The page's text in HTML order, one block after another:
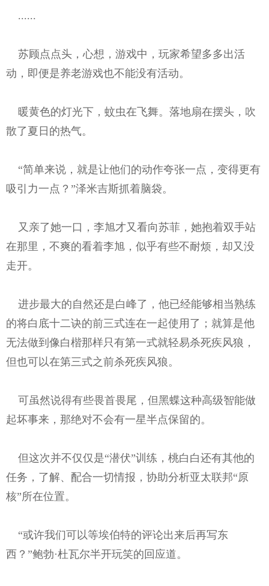
......
苏顾点点头，心想，游戏中，玩家希望多多出活
动，即便是养老游戏也不能没有活动。
暖黄色的灯光下，蚊虫在飞舞。落地扇在摆头，吹
散了夏日的热气。
“简单来说，就是让他们的动作夸张一点，变得更有
吸引力一点？”泽米吉斯抓着脑袋。
又亲了她一口，李旭才又看向苏菲，她抱着双手站
在那里，不爽的看着李旭，似乎有些不耐烦，却又没
走开。
进步最大的自然还是白峰了，他已经能够相当熟练
的将白底十二诀的前三式连在一起使用了；就算是他
无法做到像白楷那样只有第一式就轻易杀死疾风狼，
但也可以在第三式之前杀死疾风狼。
可虽然说得有些畏首畏尾，但黑蝶这种高级智能做
起坏事来，那绝对不会有一星半点保留的。
但这次并不仅仅是“潜伏”训练，桃白白还有其他的
任务，了解、配合一切情报，协助分析亚太联邦“原
核”所在位置。
“或许我们可以等埃伯特的评论出来后再写东
西？”鲍勃·杜瓦尔半开玩笑的回应道。